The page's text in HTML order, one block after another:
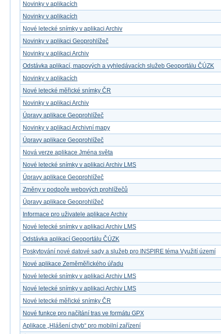
Novinky v aplikacích
Novinky v aplikacích
Nové letecké snímky v aplikaci Archiv
Novinky v aplikaci Geoprohlížeč
Novinky v aplikaci Archiv
Odstávka aplikací, mapových a vyhledávacích služeb Geoportálu ČÚZK
Novinky v aplikacích
Nové letecké měřické snímky ČR
Novinky v aplikaci Archiv
Úpravy aplikace Geoprohlížeč
Novinky v aplikaci Archivní mapy
Úpravy aplikace Geoprohlížeč
Nová verze aplikace Jména světa
Nové letecké snímky v aplikaci Archiv LMS
Úpravy aplikace Geoprohlížeč
Změny v podpoře webových prohlížečů
Úpravy aplikace Geoprohlížeč
Informace pro uživatele aplikace Archiv
Nové letecké snímky v aplikaci Archiv LMS
Odstávka aplikací Geoportálu ČÚZK
Poskytování nové datové sady a služeb pro INSPIRE téma Využití území
Nové aplikace Zeměměřického úřadu
Nové letecké snímky v aplikaci Archiv LMS
Nové letecké snímky v aplikaci Archiv LMS
Nové letecké měřické snímky ČR
Nové funkce pro načítání tras ve formátu GPX
Aplikace „Hlášení chyb“ pro mobilní zařízení